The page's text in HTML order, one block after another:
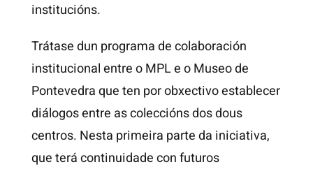
institucións.
Trátase dun programa de colaboración
institucional entre o MPL e o Museo de
Pontevedra que ten por obxectivo establecer
diálogos entre as coleccións dos dous
centros. Nesta primeira parte da iniciativa,
que terá continuidade con futuros